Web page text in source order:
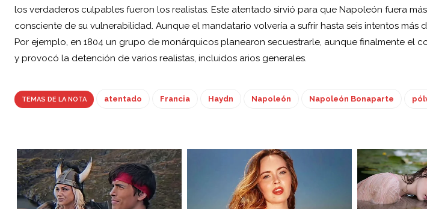
los verdaderos culpables fueron los realistas. Este atentado sirvió para que Napoleón fuera
consciente de su vulnerabilidad. Aunque el mandatario volvería a sufrir hasta seis intentos más
Por ejemplo, en 1804 un grupo de monárquicos planearon secuestrarle, aunque finalmente el
y provocó la detención de varios realistas, incluidos arios generales.
TEMAS DE LA NOTA atentado Francia Haydn Napoleón Napoleón Bonaparte